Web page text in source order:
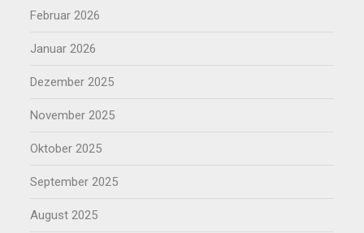
Februar 2026
Januar 2026
Dezember 2025
November 2025
Oktober 2025
September 2025
August 2025